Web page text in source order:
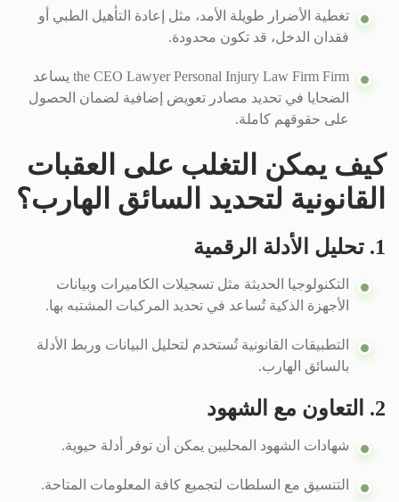
تغطية الأضرار طويلة الأمد، مثل إعادة التأهيل الطبي أو
فقدان الدخل، قد تكون محدودة.
the CEO Lawyer Personal Injury Law Firm Firm يساعد
الضحايا في تحديد مصادر تعويض إضافية لضمان الحصول
على حقوقهم كاملة.
كيف يمكن التغلب على العقبات
القانونية لتحديد السائق الهارب؟
1. تحليل الأدلة الرقمية
التكنولوجيا الحديثة مثل تسجيلات الكاميرات وبيانات
الأجهزة الذكية تُساعد في تحديد المركبات المشتبه بها.
التطبيقات القانونية تُستخدم لتحليل البيانات وربط الأدلة
بالسائق الهارب.
2. التعاون مع الشهود
شهادات الشهود المحليين يمكن أن توفر أدلة حيوية.
التنسيق مع السلطات لتجميع كافة المعلومات المتاحة.